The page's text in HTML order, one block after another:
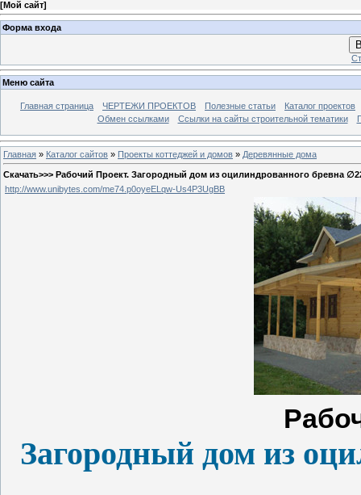
[Мой сайт]
Форма входа
Меню сайта
Главная страница ЧЕРТЕЖИ ПРОЕКТОВ Полезные статьи
Каталог проектов
Обмен ссылками
Ссылки на сайты строительной тематики
Главная » Каталог сайтов » Проекты коттеджей и домов » Деревянные дома
Скачать>>> Рабочий Проект. Загородный дом из оцилиндрованного бревна
http://www.unibytes.com/me74.p0oyeELqw-Us4P3UgBB
Загородный дом из